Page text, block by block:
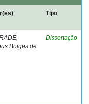
Tipo
Borges de
Dissertação